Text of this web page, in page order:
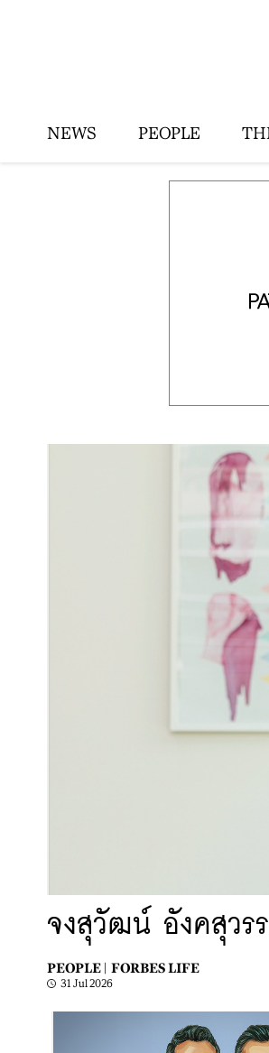
NEWS PEOPLE
จงสุวัฒน์ อังคสุวร
PEOPLE | FORBES LIFE
31 Jul 2026